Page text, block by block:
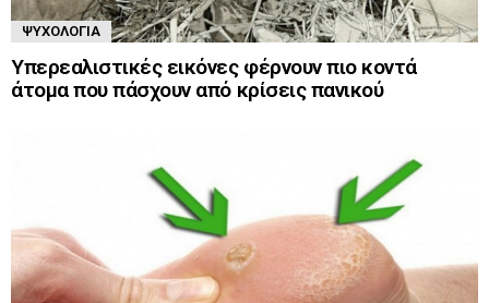
ΨΥΧΟΛΟΓΊΑ
Υπερεαλιστικές εικόνες φέρνουν πιο κοντά
άτομα που πάσχουν από κρίσεις πανικού